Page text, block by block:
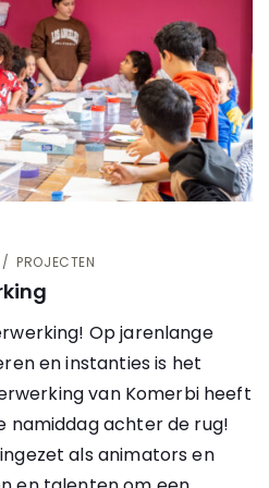
PROJECTEN
Op jarenlange
en instanties is het
van Komerbi heeft
namiddag achter de rug!
als animators en